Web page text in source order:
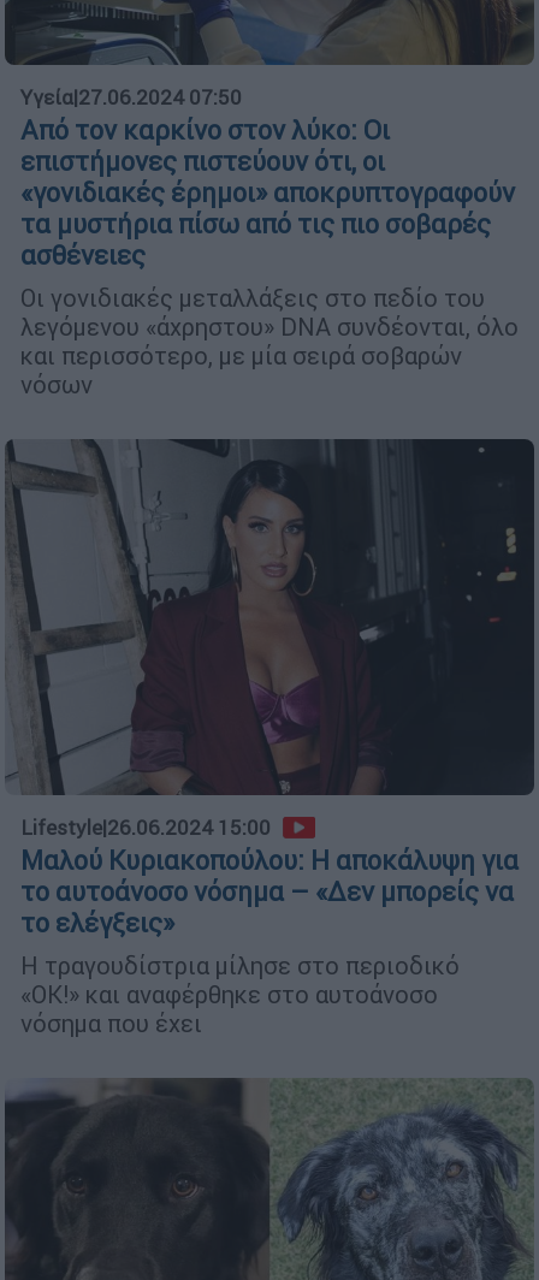
Υγεία|27.06.2024 07:50
Από τον καρκίνο στον λύκο: Οι
επιστήμονες πιστεύουν ότι, οι
«γονιδιακές έρημοι» αποκρυπτογραφούν
τα μυστήρια πίσω από τις πιο σοβαρές
ασθένειες
Οι γονιδιακές μεταλλάξεις στο πεδίο του
λεγόμενου «άχρηστου» DNA συνδέονται, όλο
και περισσότερο, με μία σειρά σοβαρών
νόσων
Lifestyle|26.06.2024 15:00
Μαλού Κυριακοπούλου: Η αποκάλυψη για
το αυτοάνοσο νόσημα – «Δεν μπορείς να
το ελέγξεις»
Η τραγουδίστρια μίλησε στο περιοδικό
«OΚ!» και αναφέρθηκε στο αυτοάνοσο
νόσημα που έχει